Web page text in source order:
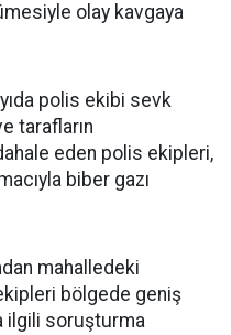
olay kavgaya
polis ekibi sevk
tarafların
eden polis ekipleri,
biber gazı
mahalledeki
bölgede geniş
ilgili soruşturma